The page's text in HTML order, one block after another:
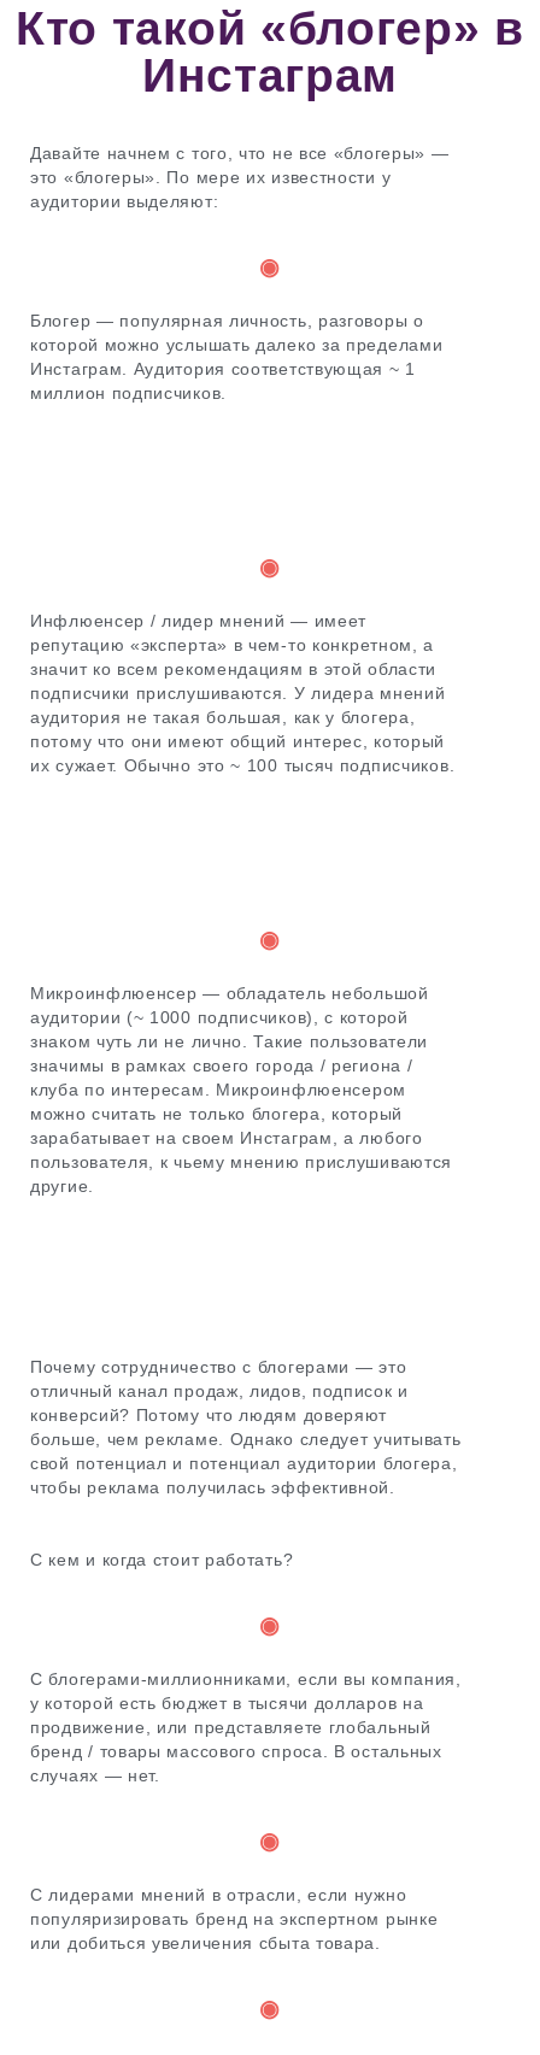
Кто такой «блогер» в
Инстаграм
Давайте начнем с того, что не все «блогеры» —
это «блогеры». По мере их известности у
аудитории выделяют:
◉
Блогер — популярная личность, разговоры о
которой можно услышать далеко за пределами
Инстаграм. Аудитория соответствующая ~ 1
миллион подписчиков.
◉
Инфлюенсер / лидер мнений — имеет
репутацию «эксперта» в чем-то конкретном, а
значит ко всем рекомендациям в этой области
подписчики прислушиваются. У лидера мнений
аудитория не такая большая, как у блогера,
потому что они имеют общий интерес, который
их сужает. Обычно это ~ 100 тысяч подписчиков.
◉
Микроинфлюенсер — обладатель небольшой
аудитории (~ 1000 подписчиков), с которой
знаком чуть ли не лично. Такие пользователи
значимы в рамках своего города / региона /
клуба по интересам. Микроинфлюенсером
можно считать не только блогера, который
зарабатывает на своем Инстаграм, а любого
пользователя, к чьему мнению прислушиваются
другие.
Почему сотрудничество с блогерами — это
отличный канал продаж, лидов, подписок и
конверсий? Потому что людям доверяют
больше, чем рекламе. Однако следует учитывать
свой потенциал и потенциал аудитории блогера,
чтобы реклама получилась эффективной.
С кем и когда стоит работать?
◉
С блогерами-миллионниками, если вы компания,
у которой есть бюджет в тысячи долларов на
продвижение, или представляете глобальный
бренд / товары массового спроса. В остальных
случаях — нет.
◉
С лидерами мнений в отрасли, если нужно
популяризировать бренд на экспертном рынке
или добиться увеличения сбыта товара.
◉